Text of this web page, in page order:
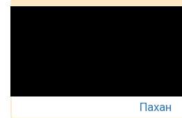
Пахан